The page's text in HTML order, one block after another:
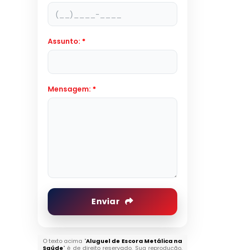
Assunto: *
Mensagem: *
Enviar
O texto acima "Aluguel de Escora Metálica na
Saúde" é de direito reservado. Sua reprodução,